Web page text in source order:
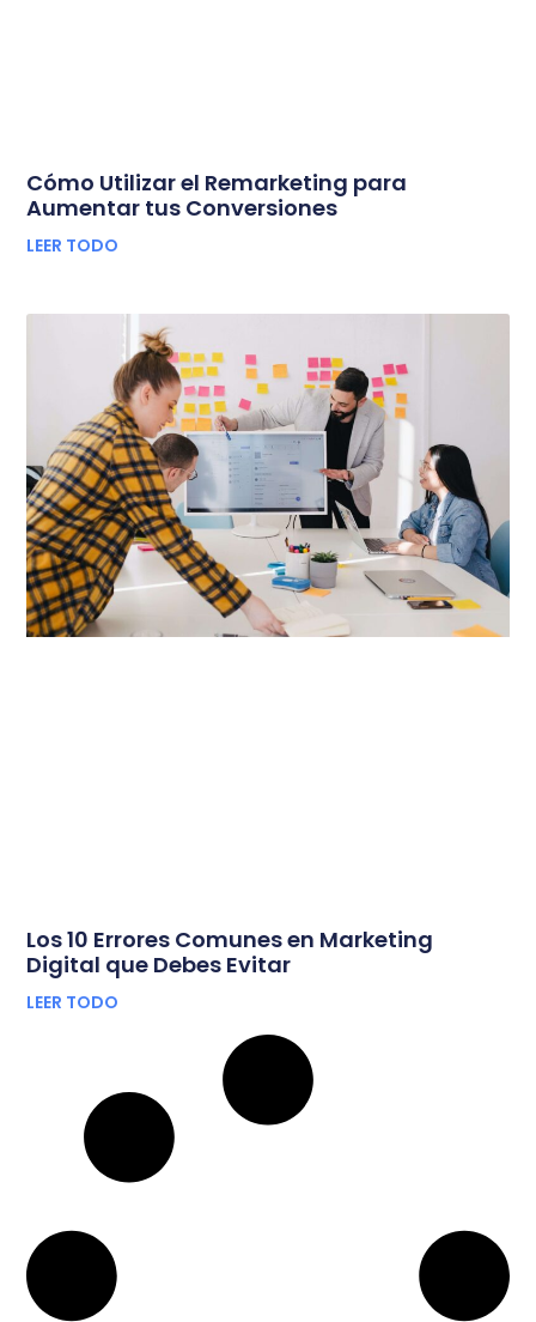
Cómo Utilizar el Remarketing para
Aumentar tus Conversiones
LEER TODO
Los 10 Errores Comunes en Marketing
Digital que Debes Evitar
LEER TODO